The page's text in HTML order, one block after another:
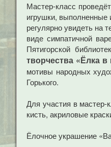
Мастер-класс
игрушки, выполненные
регулярно увидеть на
виде симпатичной
Пятигорской
творчества «Ёлка
мотивы народных
Горького.
Для участия в мастер-
кисть, акриловые
Ёлочное украшение